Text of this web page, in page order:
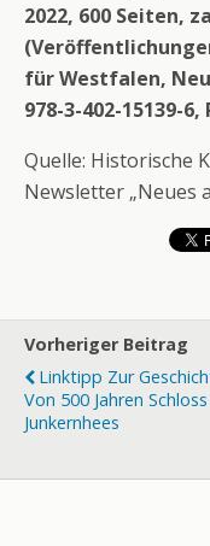
2022, 600 Seiten,
für Westfalen,
978-3-402-15139-6,
Quelle: Historische
Newsletter „Neues
Vorheriger Beitrag
Linktipp Zur
Von 500 Jahren Schloss
Junkernhees